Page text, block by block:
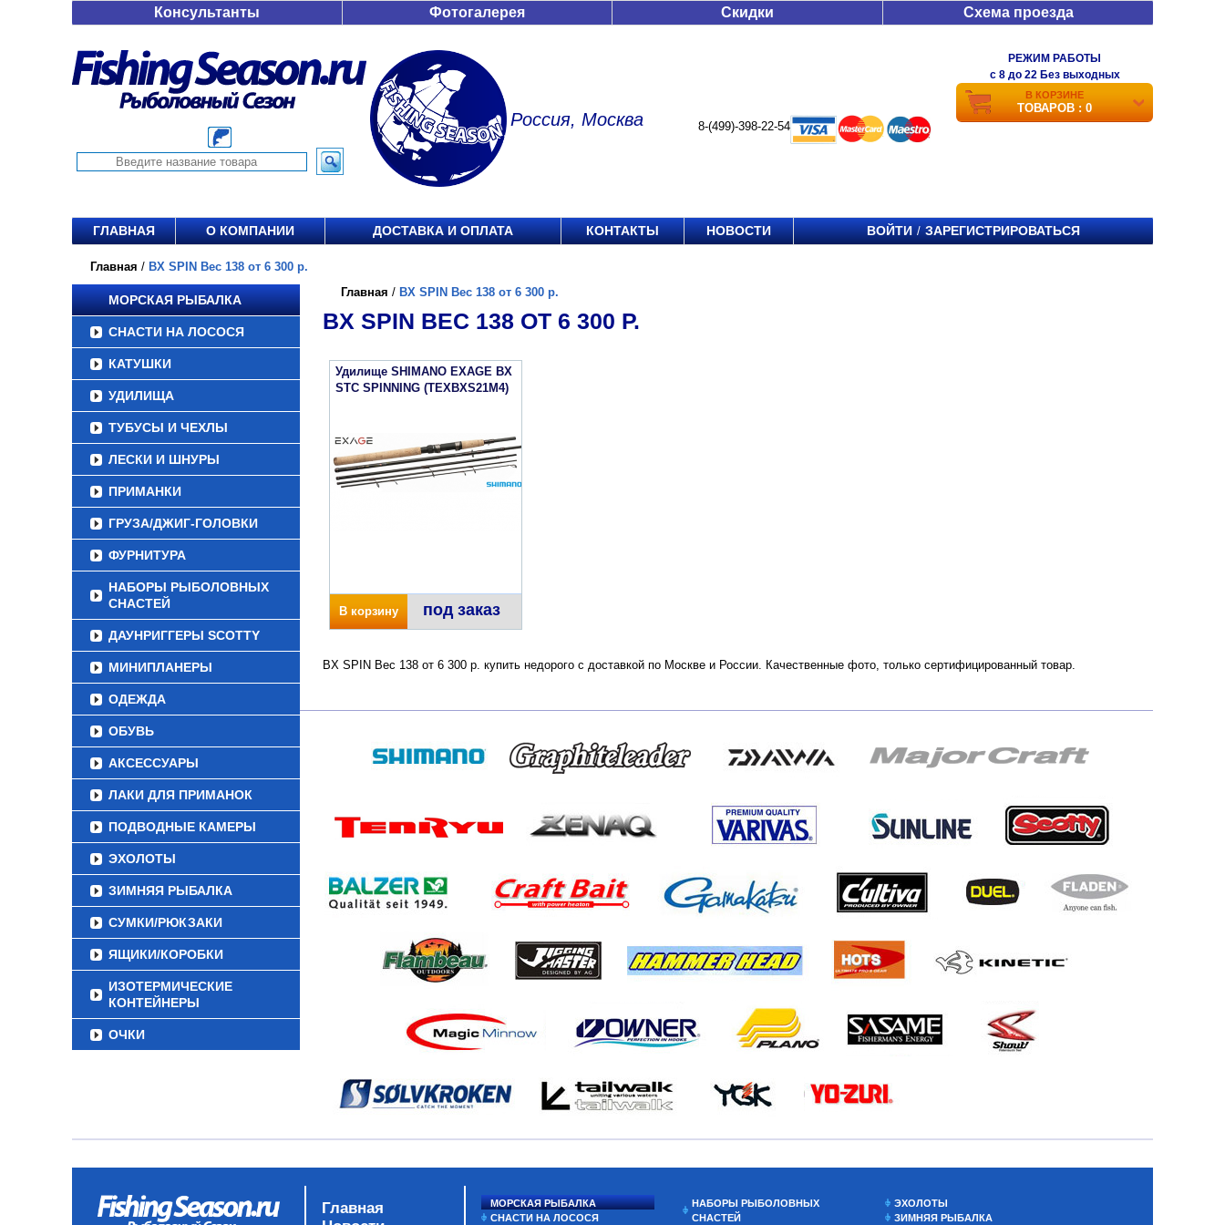
Консультанты Фотогалерея Скидки Схема проезда
Россия, Москва 8-(499)-398-22-54
РЕЖИМ РАБОТЫ
c 8 до 22 Без выходных
В КОРЗИНЕ
ТОВАРОВ : 0
ГЛАВНАЯ О КОМПАНИИ ДОСТАВКА И ОПЛАТА КОНТАКТЫ НОВОСТИ ВОЙТИ / ЗАРЕГИСТРИРОВАТЬСЯ
Главная / BX SPIN Вес 138 от 6 300 р.
МОРСКАЯ РЫБАЛКА
СНАСТИ НА ЛОСОСЯ
КАТУШКИ
УДИЛИЩА
ТУБУСЫ И ЧЕХЛЫ
ЛЕСКИ И ШНУРЫ
ПРИМАНКИ
ГРУЗА/ДЖИГ-ГОЛОВКИ
ФУРНИТУРА
НАБОРЫ РЫБОЛОВНЫХ
СНАСТЕЙ
ДАУНРИГГЕРЫ SCOTTY
МИНИПЛАНЕРЫ
ОДЕЖДА
ОБУВЬ
АКСЕССУАРЫ
ЛАКИ ДЛЯ ПРИМАНОК
ПОДВОДНЫЕ КАМЕРЫ
ЭХОЛОТЫ
ЗИМНЯЯ РЫБАЛКА
СУМКИ/РЮКЗАКИ
ЯЩИКИ/КОРОБКИ
ИЗОТЕРМИЧЕСКИЕ
КОНТЕЙНЕРЫ
ОЧКИ
Главная / BX SPIN Вес 138 от 6 300 р.
BX SPIN ВЕС 138 ОТ 6 300 Р.
Удилище SHIMANO EXAGE BX
STC SPINNING (TEXBXS21M4)
В корзину под заказ
BX SPIN Вес 138 от 6 300 р. купить недорого с доставкой по Москве и России. Качественные фото, только сертифицированный товар.
Главная
МОРСКАЯ РЫБАЛКА
СНАСТИ НА ЛОСОСЯ
НАБОРЫ РЫБОЛОВНЫХ
СНАСТЕЙ
ЭХОЛОТЫ
ЗИМНЯЯ РЫБАЛКА